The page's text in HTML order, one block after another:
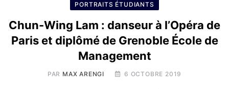
PORTRAITS ÉTUDIANTS
Chun-Wing Lam : danseur à l’Opéra de
Paris et diplômé de Grenoble École de
Management
PAR MAX ARENGI 6 OCTOBRE 2019